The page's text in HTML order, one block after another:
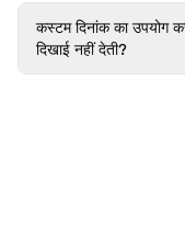
कस्टम दिनांक का उपयोग
दिखाई नहीं देती?